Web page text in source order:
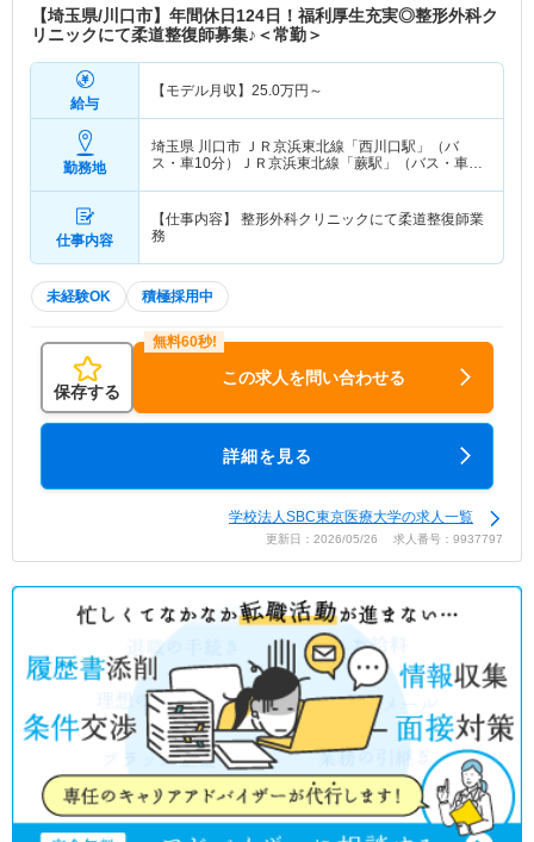
【埼玉県/川口市】年間休日124日！福利厚生充実◎整形外科ク
リニックにて柔道整復師募集♪＜常勤＞
給与
【モデル月収】 25.0万円～
勤務地
埼玉県 川口市 ＪＲ京浜東北線「西川口駅」（バ
ス・車10分）ＪＲ京浜東北線「蕨駅」（バス・車
仕事内容
【仕事内容】 整形外科クリニックにて柔道整復師業
務
未経験OK 積極採用中
保存する
この求人を問い合わせる
詳細を見る
学校法人SBC東京医療大学の求人一覧
更新日：2026/05/26 求人番号：9937797